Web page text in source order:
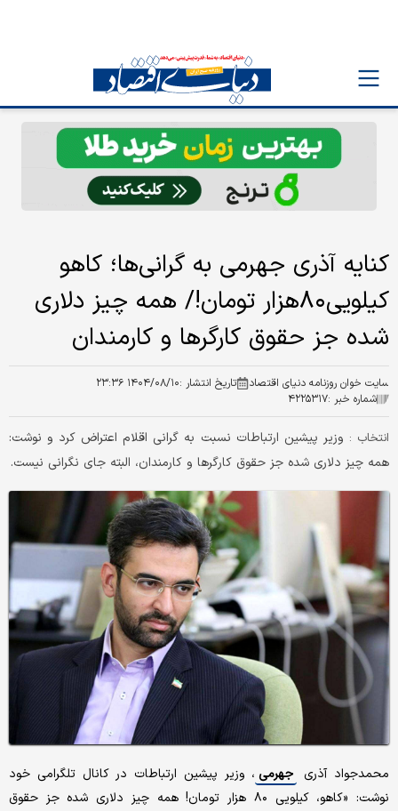
کنایه آذری جهرمی به گرانی‌ها؛ کاهو
کیلویی۸۰هزار تومان!/ همه چیز دلاری
شده جز حقوق کارگرها و کارمندان
سایت خوان روزنامه دنیای اقتصاد تاریخ انتشار :۱۴۰۴/۰۸/۱۰ ۲۳:۳۶
شماره خبر :۴۲۲۵۳۱۷
انتخاب : وزیر پیشین ارتباطات نسبت به گرانی اقلام اعتراض کرد و نوشت:
همه چیز دلاری شده جز حقوق کارگرها و کارمندان، البته جای نگرانی نیست.
محمدجواد آذری جهرمی ، وزیر پیشین ارتباطات در کانال تلگرامی خود
نوشت: «کاهو، کیلویی ۸۰ هزار تومان! همه چیز دلاری شده جز حقوق